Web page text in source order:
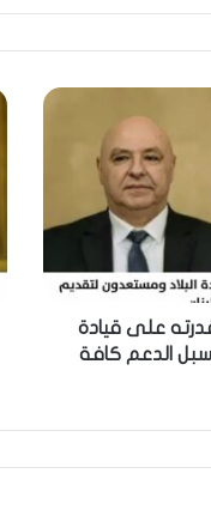
على قيادة
الدعم كافة